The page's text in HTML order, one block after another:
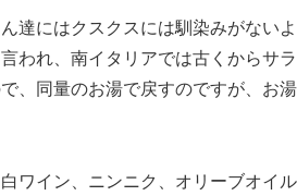
達にはクスクスには馴染みがないよ
われ、南イタリアでは古くからサ
、同量のお湯で戻すのですが、お
ワイン、ニンニク、オリーブオイ